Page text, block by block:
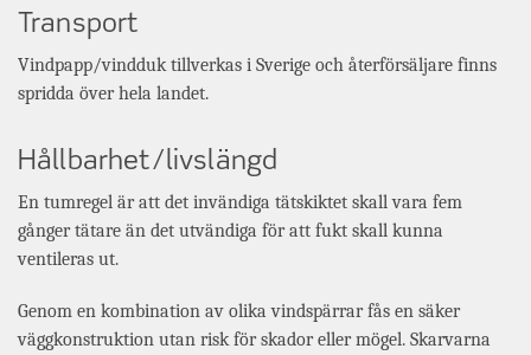
Transport
Vindpapp/vindduk tillverkas i Sverige och återförsäljare finns
spridda över hela landet.
Hållbarhet/livslängd
En tumregel är att det invändiga tätskiktet skall vara fem
gånger tätare än det utvändiga för att fukt skall kunna
ventileras ut.
Genom en kombination av olika vindspärrar fås en säker
väggkonstruktion utan risk för skador eller mögel. Skarvarna